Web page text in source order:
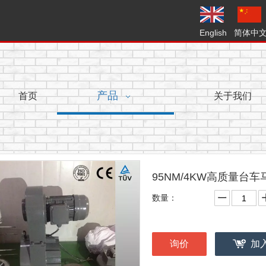
English 简体中
首页 产品 关于我们
95NM/4KW高质量台车
数量：
询价 加